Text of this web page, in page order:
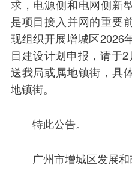
求，电源侧和电网侧新
是项目接入并网的重要
现组织开展增城区2026
目建设计划申报，请于
送我局或属地镇街，具
地镇街。
特此公告。
广州市增城区发展